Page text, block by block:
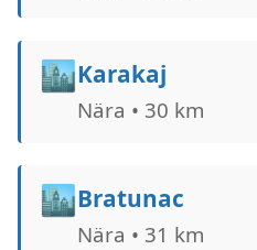
🏙️Karakaj
Nära • 30 km
🏙️Bratunac
Nära • 31 km